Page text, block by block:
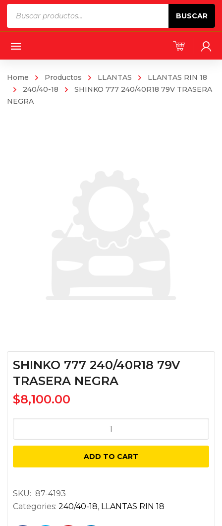
BUSCAR
Home Productos LLANTAS
LLANTAS RIN 18
240/40-18
SHINKO 777 240/40R18 79V TRASERA
NEGRA
SHINKO 777 240/40R18 79V
TRASERA NEGRA
$8,100.00
777
79V
NEGRA
quantity
ADD TO CART
SKU: 87-4193
Categories: 240/40-18, LLANTAS RIN 18